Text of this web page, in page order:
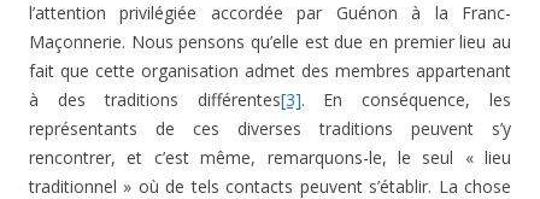
l’attention privilégiée accordée par Guénon à la Franc-
Maçonnerie. Nous pensons qu’elle est due en premier lieu au
fait que cette organisation admet des membres appartenant
à des traditions différentes[3]. En conséquence, les
représentants de ces diverses traditions peuvent s’y
rencontrer, et c’est même, remarquons-le, le seul « lieu
traditionnel » où de tels contacts peuvent s’établir. La chose